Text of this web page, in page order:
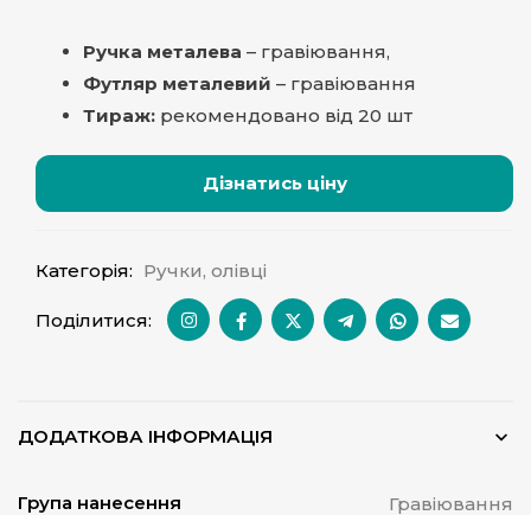
Ручка металева – гравіювання,
Футляр металевий – гравіювання
Тираж: рекомендовано від 20 шт
Дізнатись ціну
Категорія: Ручки, олівці
Поділитися:
ДОДАТКОВА ІНФОРМАЦІЯ
Група нанесення Гравіювання